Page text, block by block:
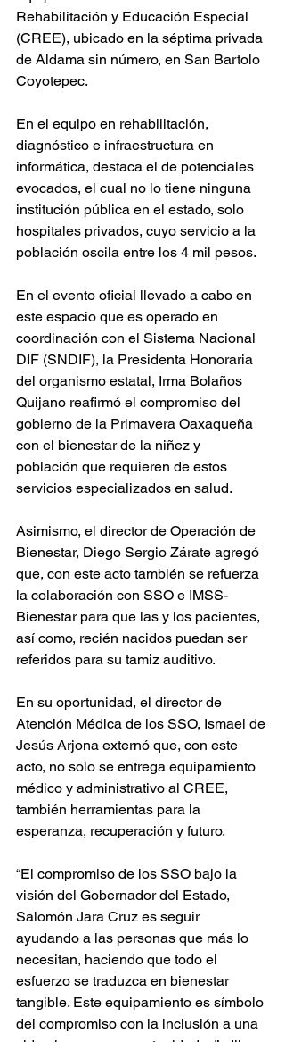
Rehabilitación y Educación Especial
(CREE), ubicado en la séptima privada
de Aldama sin número, en San Bartolo
Coyotepec.
En el equipo en rehabilitación,
diagnóstico e infraestructura en
informática, destaca el de potenciales
evocados, el cual no lo tiene ninguna
institución pública en el estado, solo
hospitales privados, cuyo servicio a la
población oscila entre los 4 mil pesos.
En el evento oficial llevado a cabo en
este espacio que es operado en
coordinación con el Sistema Nacional
DIF (SNDIF), la Presidenta Honoraria
del organismo estatal, Irma Bolaños
Quijano reafirmó el compromiso del
gobierno de la Primavera Oaxaqueña
con el bienestar de la niñez y
población que requieren de estos
servicios especializados en salud.
Asimismo, el director de Operación de
Bienestar, Diego Sergio Zárate agregó
que, con este acto también se refuerza
la colaboración con SSO e IMSS-
Bienestar para que las y los pacientes,
así como, recién nacidos puedan ser
referidos para su tamiz auditivo.
En su oportunidad, el director de
Atención Médica de los SSO, Ismael de
Jesús Arjona externó que, con este
acto, no solo se entrega equipamiento
médico y administrativo al CREE,
también herramientas para la
esperanza, recuperación y futuro.
“El compromiso de los SSO bajo la
visión del Gobernador del Estado,
Salomón Jara Cruz es seguir
ayudando a las personas que más lo
necesitan, haciendo que todo el
esfuerzo se traduzca en bienestar
tangible. Este equipamiento es símbolo
del compromiso con la inclusión a una